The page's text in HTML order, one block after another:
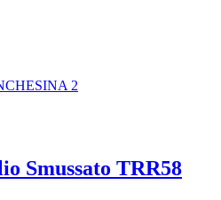
Smussato TRR58